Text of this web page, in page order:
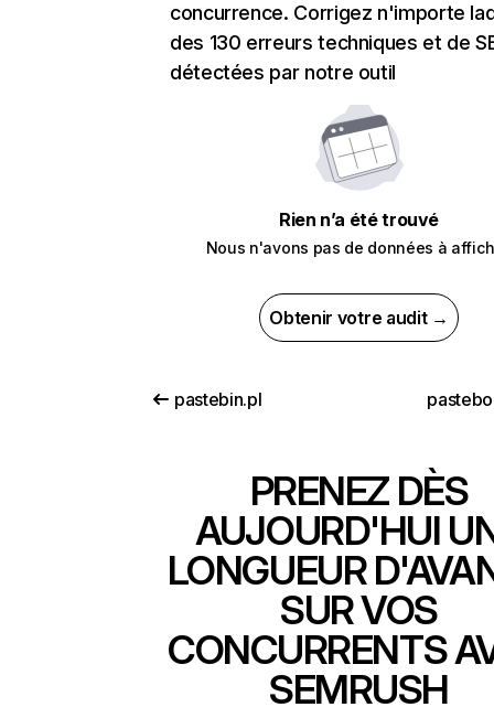
concurrence. Corrigez n'importe
des 130 erreurs techniques et de
détectées par notre outil
Rien n’a été trouvé
Nous n'avons pas de données à
Obtenir votre audit →
pastebin.pl
PRENEZ DÈS
AUJOURD'HUI
LONGUEUR
SUR VOS
CONCURRENTS
SEMRUSH